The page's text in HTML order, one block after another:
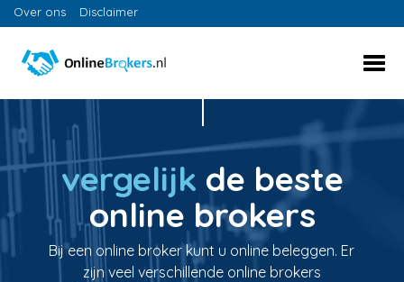
Over ons Disclaimer
vergelijk de beste
online brokers
Bij een online broker kunt u online beleggen. Er
zijn veel verschillende online brokers